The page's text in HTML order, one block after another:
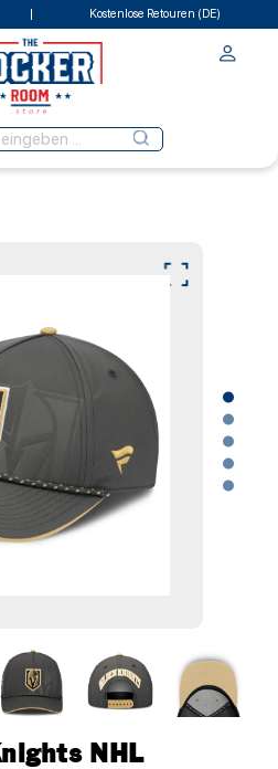
Kostenlose Retouren (DE)
NHL